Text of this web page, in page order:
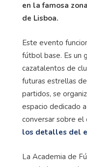
en la famosa
de Lisboa.
Este evento
fútbol base. Es un
cazatalentos de
futuras estrellas
partidos, se
espacio dedicado
conversar sobre
los detalles del
La Academia de